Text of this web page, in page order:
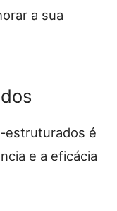
a sua
estruturados é
e a eficácia